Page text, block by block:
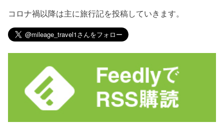
コロナ禍以降は主に旅行記を投稿していきます。